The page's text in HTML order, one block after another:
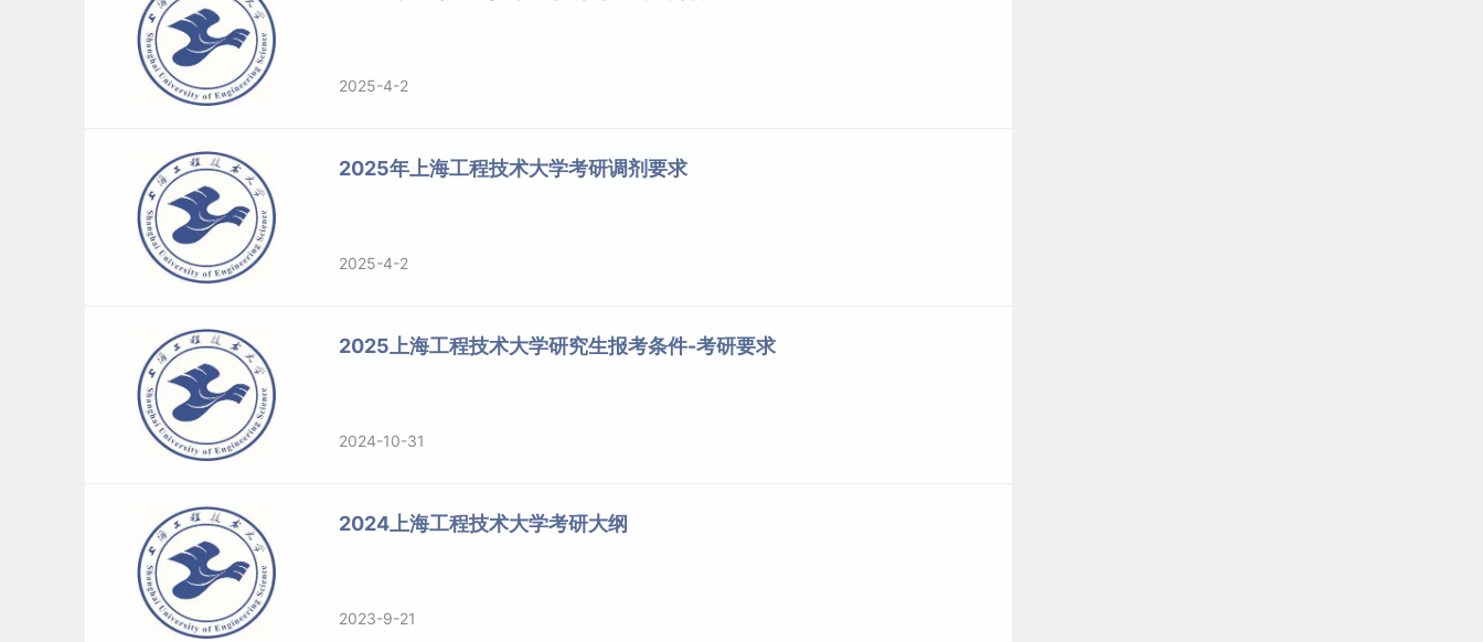
2025-4-2
2025年上海工程技术大学考研调剂要求
2025-4-2
2025上海工程技术大学研究生报考条件-考研要求
2024-10-31
2024上海工程技术大学考研大纲
2023-9-21